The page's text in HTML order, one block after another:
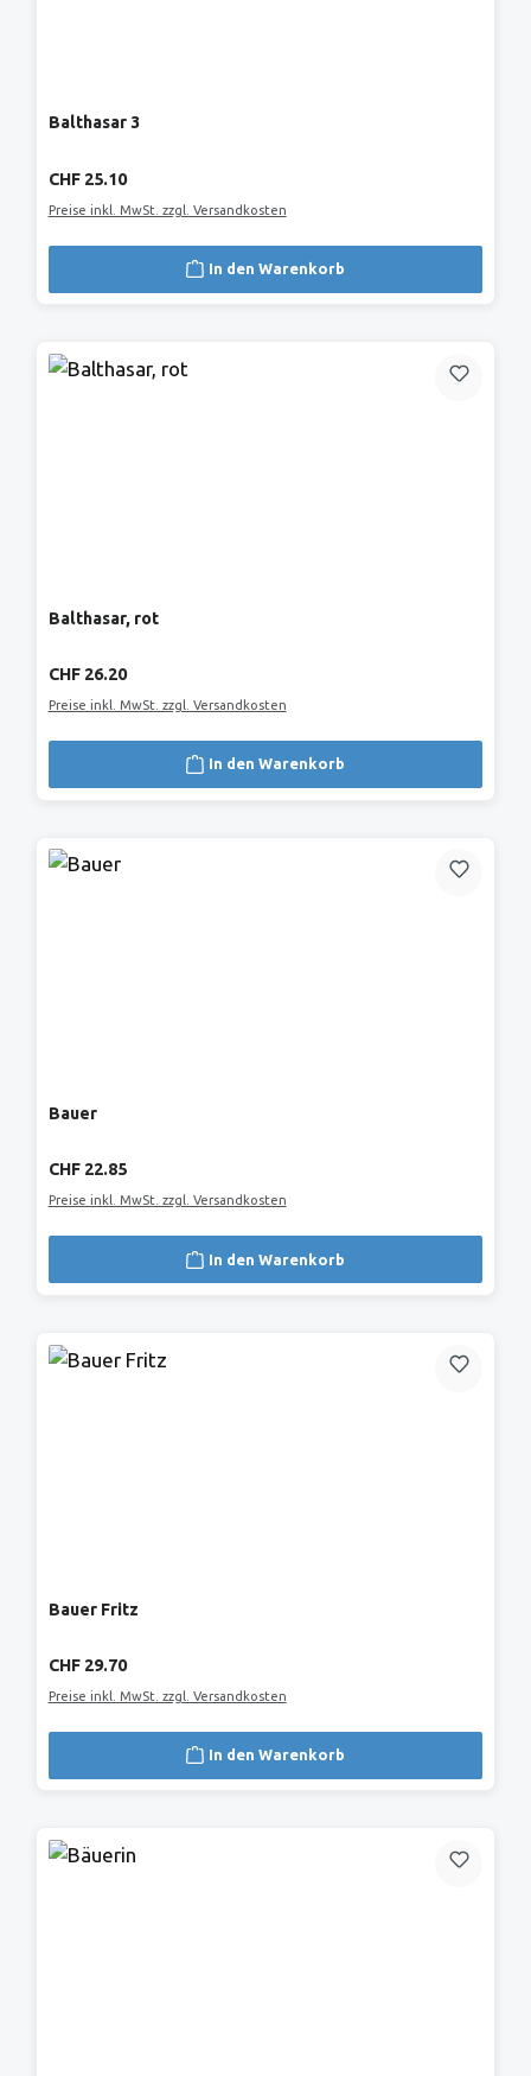
Balthasar 3
Regulärer Preis:
CHF 25.10
Preise inkl. MwSt. zzgl. Versandkosten
In den Warenkorb
Balthasar, rot
Regulärer Preis:
CHF 26.20
Preise inkl. MwSt. zzgl. Versandkosten
In den Warenkorb
Bauer
Regulärer Preis:
CHF 22.85
Preise inkl. MwSt. zzgl. Versandkosten
In den Warenkorb
Bauer Fritz
Regulärer Preis:
CHF 29.70
Preise inkl. MwSt. zzgl. Versandkosten
In den Warenkorb